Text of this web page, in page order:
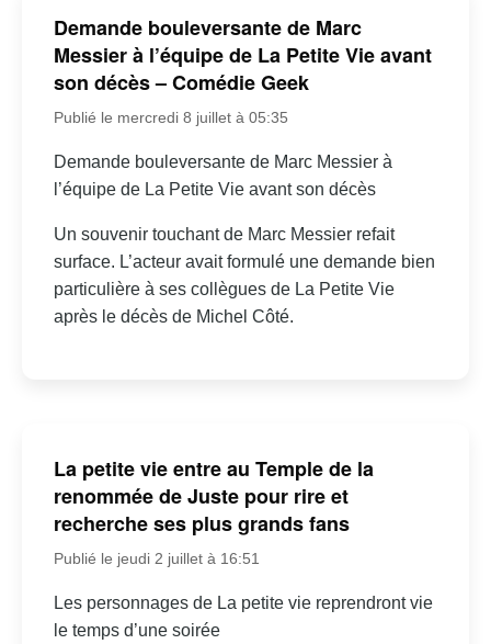
Demande bouleversante de Marc
Messier à l’équipe de La Petite Vie avant
son décès – Comédie Geek
Publié le mercredi 8 juillet à 05:35
Demande bouleversante de Marc Messier à
l’équipe de La Petite Vie avant son décès
Un souvenir touchant de Marc Messier refait
surface. L’acteur avait formulé une demande bien
particulière à ses collègues de La Petite Vie
après le décès de Michel Côté.
La petite vie entre au Temple de la
renommée de Juste pour rire et
recherche ses plus grands fans
Publié le jeudi 2 juillet à 16:51
Les personnages de La petite vie reprendront vie
le temps d’une soirée